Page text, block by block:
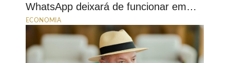
WhatsApp deixará de funcionar em…
ECONOMIA